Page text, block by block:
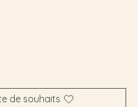
de souhaits